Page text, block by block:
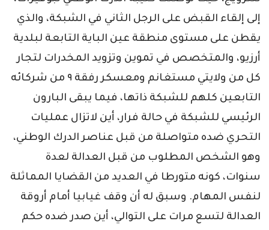
إلى إلقاء القبض على الرجل الثاني في الشبكة، والذي
يقطن على مستوى منطقة عين الباية التابعة لبلدية
أرزيو، والمتخصص في تموين وتزويد المخدرات لتجار
كل من ولايتي مستغانم ومعسكر رفقة ٩ من شركائه
التابعين كلهم للشبكة ذاتها، فيما يبقى البارون
الرئيسي للشبكة في حالة فرار، أين لاتزال عمليات
التحري ضده متواصلة من قبل عناصر الدرك الوطني،
وهو الشخص المطلوب من قبل العدالة لعدة
سنوات، كونه متورطا في العديد من القضايا المماثلة
لنفس المهام. وسبق له أن وقف غيابيا أمام أروقة
العدالة لتسع مرات على التوالي، أين صدر ضده حكم